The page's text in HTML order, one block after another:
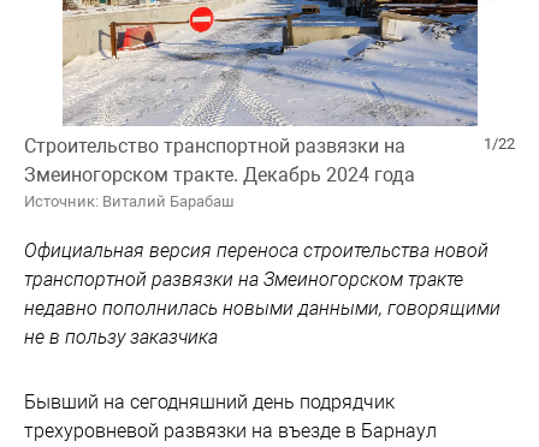
1/22
Строительство транспортной развязки на
Змеиногорском тракте. Декабрь 2024 года
Источник: Виталий Барабаш
Официальная версия переноса строительства новой
транспортной развязки на Змеиногорском тракте
недавно пополнилась новыми данными, говорящими
не в пользу заказчика
Бывший на сегодняшний день подрядчик
трехуровневой развязки на въезде в Барнаул